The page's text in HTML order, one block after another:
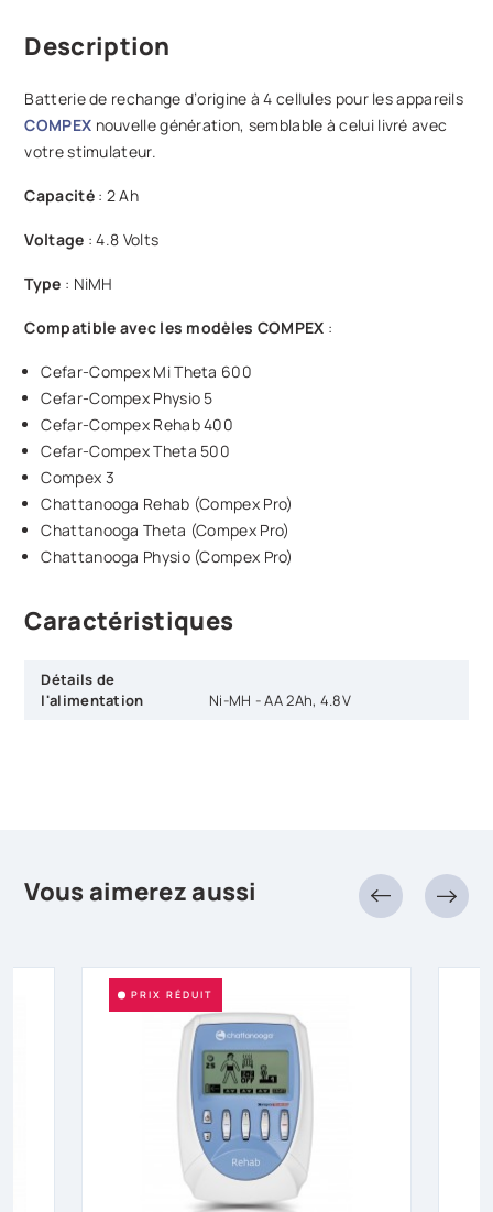
Description
Batterie de rechange d’origine à 4 cellules pour les appareils
COMPEX nouvelle génération, semblable à celui livré avec
votre stimulateur.
Capacité: 2 Ah
Voltage : 4.8 Volts
Type : NiMH
Compatible avec les modèles COMPEX :
Cefar-Compex Mi Theta 600
Cefar-Compex Physio 5
Cefar-Compex Rehab 400
Cefar-Compex Theta 500
Compex 3
Chattanooga Rehab (Compex Pro)
Chattanooga Theta (Compex Pro)
Chattanooga Physio (Compex Pro)
Caractéristiques
Détails de
l'alimentation
Ni-MH - AA 2Ah, 4.8V
Vous aimerez aussi
PRIX RÉDUIT